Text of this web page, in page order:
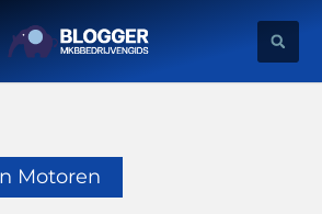
Motoren